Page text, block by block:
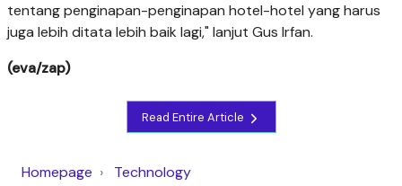
tentang penginapan-penginapan hotel-hotel yang harus
juga lebih ditata lebih baik lagi," lanjut Gus Irfan.
(eva/zap)
Read Entire Article
Homepage
Technology